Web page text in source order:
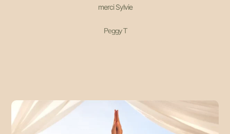
merci Sylvie
Peggy T